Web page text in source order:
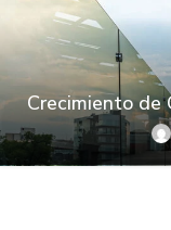
Crecimiento de